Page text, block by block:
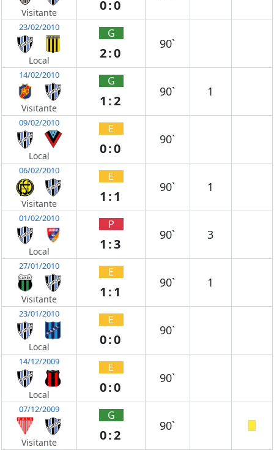
Visitante 0:0
23/02/2010
Local
G
2:0
90`
14/02/2010
Visitante
G
1:2
90` 1
09/02/2010
Local
E
0:0
90`
06/02/2010
Visitante
E
1:1
90` 1
01/02/2010
Local
P
1:3
90` 3
27/01/2010
Visitante
E
1:1
90` 1
23/01/2010
Local
E
0:0
90`
14/12/2009
Local
E
0:0
90`
07/12/2009
Visitante
G
0:2
90`